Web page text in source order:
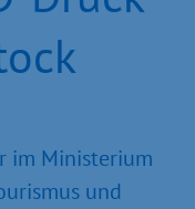
im Ministerium
und